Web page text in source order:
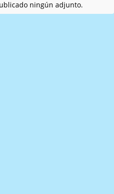
ningún adjunto.